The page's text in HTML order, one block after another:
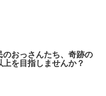
のおっさんたち、奇跡の
上を目指しませんか？